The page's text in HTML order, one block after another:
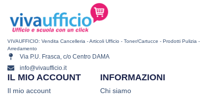
VIVAUFFICIO: Vendita Cancelleria - Articoli Ufficio - Toner/Cartucce - Prodotti Pulizia -
Arredamento
Via P.U. Frasca, c/o Centro DAMA
info@vivaufficio.it
INFORMAZIONI
Chi siamo
IL MIO ACCOUNT
Il mio account